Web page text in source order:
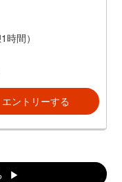
間）
エントリーする